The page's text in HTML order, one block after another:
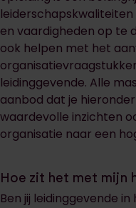
en vaardigheden op te
ook helpen met het
leidinggevende. Alle
aanbod dat je
waardevolle inzichten
organisatie naar een
Hoe zit het met mijn
Ben jij leidinggevende